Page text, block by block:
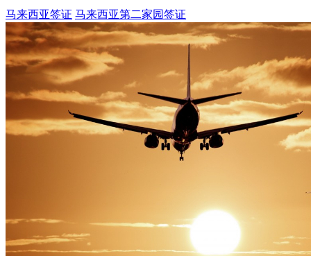
马来西亚签证 马来西亚第二家园签证